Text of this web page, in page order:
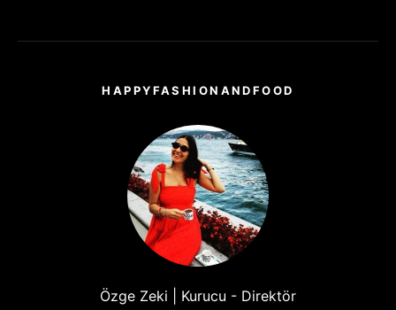
HAPPYFASHIONANDFOOD
Özge Zeki | Kurucu - Direktör